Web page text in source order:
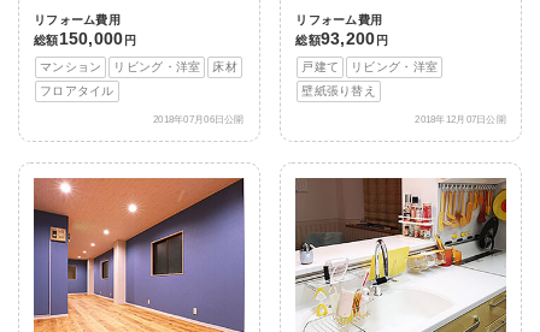
リフォーム費用
総額150,000 円
マンション
リビング・洋室
床材
フロアタイル
2018年07月06日公開
リフォーム費用
総額93,200 円
戸建て
リビング・洋室
壁紙張り替え
2018年12月07日公開